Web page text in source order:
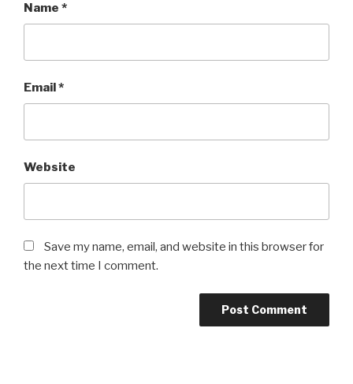
Name *
Email*
Website
Save my name, email, and website in this browser for
the next time I comment.